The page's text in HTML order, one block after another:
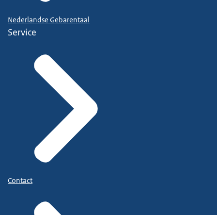
Nederlandse Gebarentaal
Service
Contact